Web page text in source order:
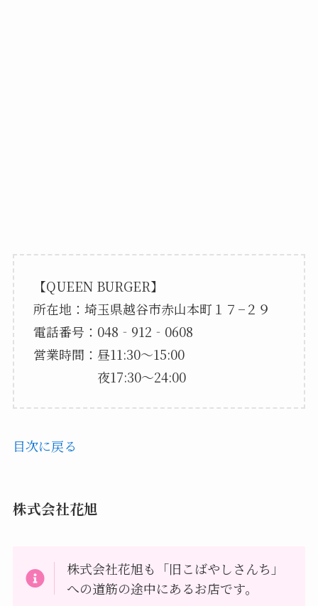
【QUEEN BURGER】
所在地：埼玉県越谷市赤山本町１７−２９
電話番号：048‐912‐0608
営業時間：昼11:30～15:00
夜17:30～24:00
目次に戻る
株式会社花旭
株式会社花旭も「旧こばやしさんち」
への道筋の途中にあるお店です。